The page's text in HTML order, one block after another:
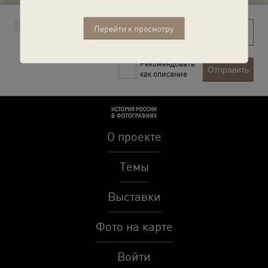
Перейти к просмотру
Рекомендовать
как описание
Отправить
О проекте
Темы
Выставки
Фото на карте
Войти